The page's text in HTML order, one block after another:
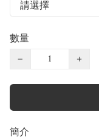
數量
−
+
簡介